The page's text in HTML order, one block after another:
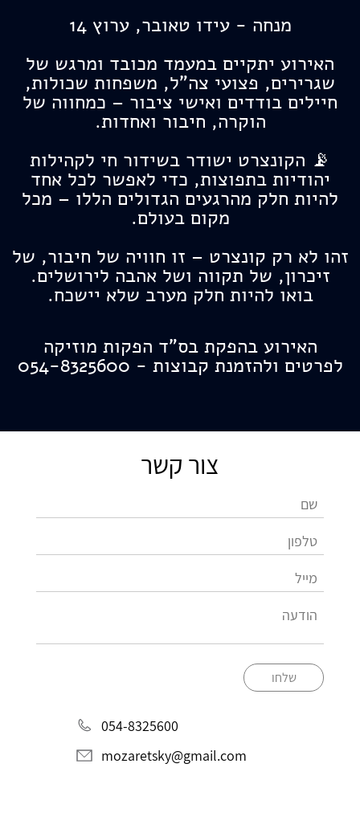
מנחה - עידו טאובר, ערוץ 14
האירוע יתקיים במעמד מכובד ומרגש של
שגרירים, פצועי צה"ל, משפחות שכולות,
חיילים בודדים ואישי ציבור – כמחווה של
הוקרה, חיבור ואחדות.
📡 הקונצרט ישודר בשידור חי לקהילות
יהודיות בתפוצות, כדי לאפשר לכל אחד
להיות חלק מהרגעים הגדולים הללו – מכל
מקום בעולם.
זהו לא רק קונצרט – זו חוויה של חיבור, של
זיכרון, של תקווה ושל אהבה לירושלים.
בואו להיות חלק מערב שלא יישכח.
האירוע בהפקת בס"ד הפקות מוזיקה
לפרטים ולהזמנת קבוצות - 054-8325600
צור קשר
שלחו
054-8325600
mozaretsky@gmail.com